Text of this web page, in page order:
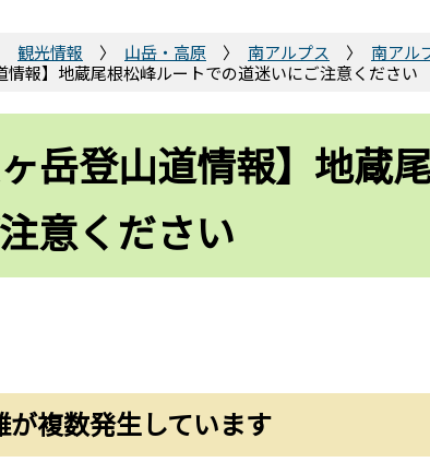
観光情報 山岳・高原 南アルプス 南アル
情報】地蔵尾根松峰ルートでの道迷いにご注意ください
ヶ岳登山道情報】地蔵
意ください
が複数発生しています